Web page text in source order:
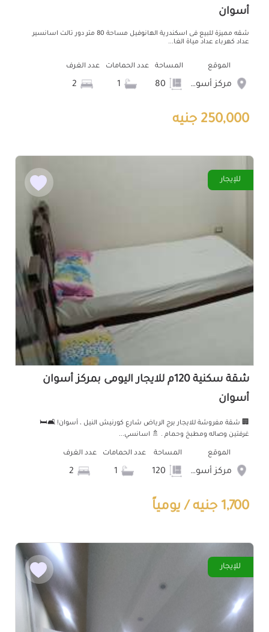
أسوان
شقه مميزة للبيع فى اسكندرية الهانوفيل مساحة 80 متر دور تالت اسانسير
عداد كهرباء عداد مياة الغا...
الموقع
مركز أسوان
المساحة عدد الحمامات عدد الغرف
250,000 جنيه
للإيجار
شقة سكنية 120م للايجار اليومى بمركز أسوان
أسوان
🏢 شقة مفروشة للايجار برج الرياض شارع كورنيش النيل ، أسوان! 🛋️🛏️
غرفتين وصاله ومطبخ وحمام . 🚿 اسانسي...
الموقع
مركز أسوان
المساحة عدد الحمامات عدد الغرف
1,700 جنيه / يومياً
للإيجار